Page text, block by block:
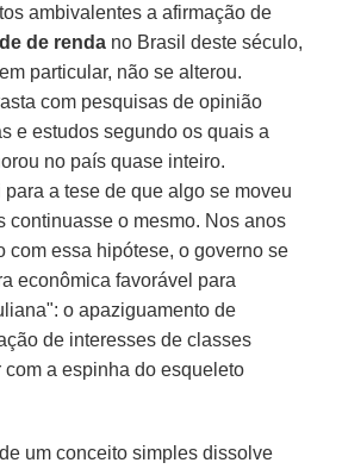
ambivalentes a afirmação de
de renda no Brasil deste século,
em particular, não se alterou.
com pesquisas de opinião
e estudos segundo os quais a
no país quase inteiro.
para a tese de que algo se moveu
continuasse o mesmo. Nos anos
com essa hipótese, o governo se
econômica favorável para
o apaziguamento de
de interesses de classes
a espinha do esqueleto
um conceito simples dissolve